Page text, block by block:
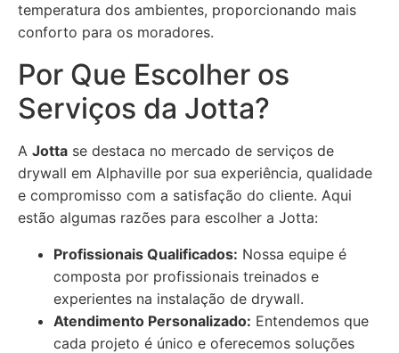
temperatura dos ambientes, proporcionando mais
conforto para os moradores.
Por Que Escolher os
Serviços da Jotta?
A Jotta se destaca no mercado de serviços de
drywall em Alphaville por sua experiência, qualidade
e compromisso com a satisfação do cliente. Aqui
estão algumas razões para escolher a Jotta:
Profissionais Qualificados: Nossa equipe é
composta por profissionais treinados e
experientes na instalação de drywall.
Atendimento Personalizado: Entendemos que
cada projeto é único e oferecemos soluções